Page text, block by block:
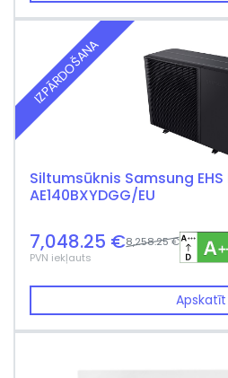
IZPĀRDOŠANA
Siltumsūknis Samsung
AE140BXYDGG/EU
7,048.25 €
PVN iekļauts
8,258.25 €
Apskatīt